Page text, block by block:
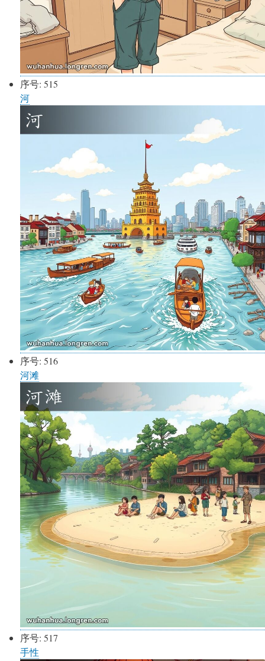
序号: 515
河
序号: 516
河滩
序号: 517
手性